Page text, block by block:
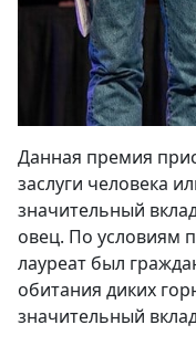
Данная премия
заслуги человека
значительный
овец. По условиям
лауреат был
обитания диких
значительный